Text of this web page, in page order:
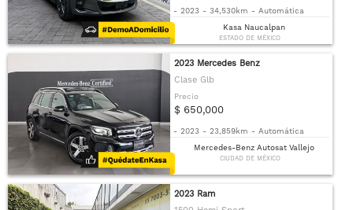
- 2023 - 34,530km - Automática
Kasa Naucalpan
ESTADO DE MÉXICO
2023 Mercedes Benz
Clase Glb
Precio
$ 650,000
- 2023 - 23,859km - Automática
Mercedes-Benz Autosat Vallejo
CIUDAD DE MÉXICO
2023 Ram